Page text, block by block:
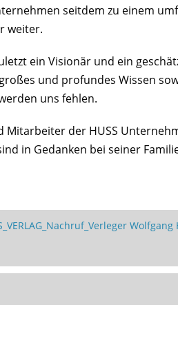
seitdem zu einem
weiter.
ein Visionär und ein
und profundes Wissen
uns fehlen.
Mitarbeiter der HUSS
in Gedanken bei seiner
Wolfgang